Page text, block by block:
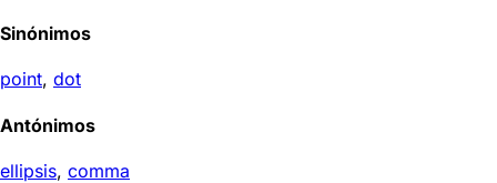
Sinónimos
point, dot
Antónimos
ellipsis, comma